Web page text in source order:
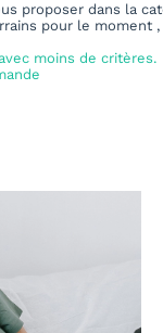
proposer dans la
pour le moment
moins de critères.